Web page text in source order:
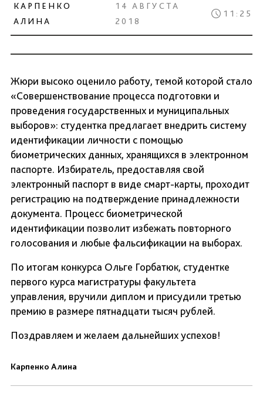
КАРПЕНКО
АЛИНА
14 АВГУСТА
2018
11:25
Жюри высоко оценило работу, темой которой стало
«Совершенствование процесса подготовки и
проведения государственных и муниципальных
выборов»: студентка предлагает внедрить систему
идентификации личности с помощью
биометрических данных, хранящихся в электронном
паспорте. Избиратель, предоставляя свой
электронный паспорт в виде смарт-карты, проходит
регистрацию на подтверждение принадлежности
документа. Процесс биометрической
идентификации позволит избежать повторного
голосования и любые фальсификации на выборах.
По итогам конкурса Ольге Горбатюк, студентке
первого курса магистратуры факультета
управления, вручили диплом и присудили третью
премию в размере пятнадцати тысяч рублей.
Поздравляем и желаем дальнейших успехов!
Карпенко Алина